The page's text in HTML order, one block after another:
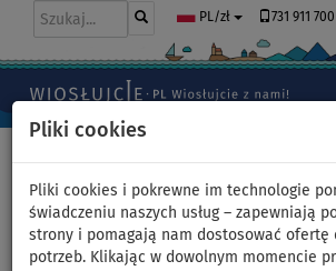
Pliki cookies
Pliki cookies i pokrewne im technologie
świadczeniu naszych usług – zapewniają
strony i pomagają nam dostosować ofertę
potrzeb. Klikając w dowolnym momencie
PL/zł 731 911 700
Spodenki damskie